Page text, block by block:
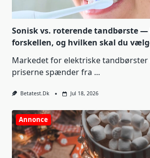
Sonisk vs. roterende tandbørste —
forskellen, og hvilken skal du
Markedet for elektriske
priserne spænder fra ...
Betatest.dk Jul 18, 2026
Annonce